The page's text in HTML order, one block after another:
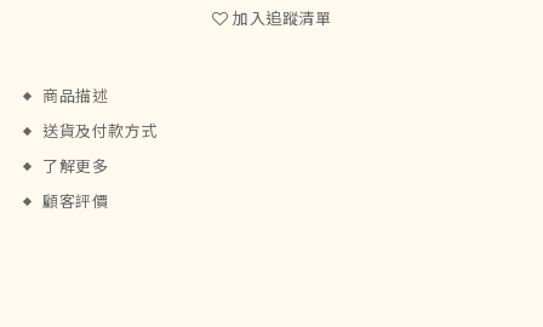
加入追蹤清單
商品描述
送貨及付款方式
了解更多
顧客評價